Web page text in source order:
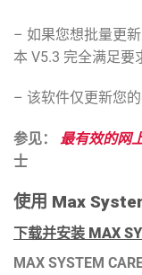
– 如果您想批量更
本 V5.3 完全满足要
– 该软件仅更新您的
参见： 最有效的网
士
使用 Max
下载并安装 MAX
MAX SYSTEM